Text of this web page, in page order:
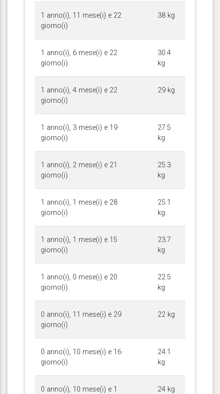
1 anno(i), 11 mese(i) e 22
giorno(i)
38 kg
1 anno(i), 6 mese(i) e 22
giorno(i)
30.4
kg
1 anno(i), 4 mese(i) e 22
giorno(i)
29 kg
1 anno(i), 3 mese(i) e 19
giorno(i)
27.5
kg
1 anno(i), 2 mese(i) e 21
giorno(i)
25.3
kg
1 anno(i), 1 mese(i) e 28
giorno(i)
25.1
kg
1 anno(i), 1 mese(i) e 15
giorno(i)
23.7
kg
1 anno(i), 0 mese(i) e 20
giorno(i)
22.5
kg
0 anno(i), 11 mese(i) e 29
giorno(i)
22 kg
0 anno(i), 10 mese(i) e 16
giorno(i)
24.1
kg
0 anno(i), 10 mese(i) e 1
24 kg